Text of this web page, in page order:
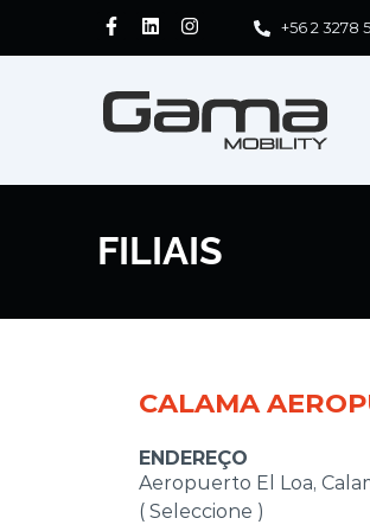
+56 2 3278
FILIAIS
CALAMA
ENDEREÇO
Aeropuerto El Loa,
( Seleccione )